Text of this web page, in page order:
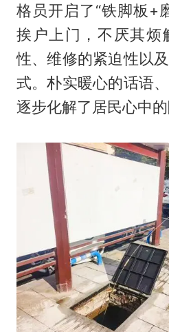
格员开启了“铁脚板+
挨户上门，不厌其烦
性、维修的紧迫性以
式。朴实暖心的话语
逐步化解了居民心中的